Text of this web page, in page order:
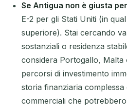
Se Antigua non è giusta
E-2 per gli Stati Uniti (in
superiore). Stai cercando
sostanziali o residenza
considera Portogallo, Malta
percorsi di investimento
storia finanziaria complessa
commerciali che